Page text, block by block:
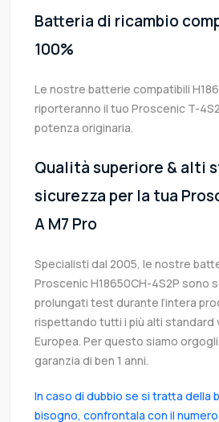
Batteria di ricambio
100%
Le nostre batterie compatibili
riporteranno il tuo Proscenic T-
potenza originaria.
Qualità superiore & alti
sicurezza per la tua
A M7 Pro
Specialisti dal 2005, le nostre
Proscenic H18650CH-4S2P sono
prolungati test durante l’intera
rispettando tutti i più alti standard
Europea. Per questo siamo
garanzia di ben 1 anni.
In caso di dubbio se si tratta della
bisogno, confrontala con il